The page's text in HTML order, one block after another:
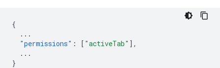
{
...
"permissions" : [ "activeTab" ],
...
}